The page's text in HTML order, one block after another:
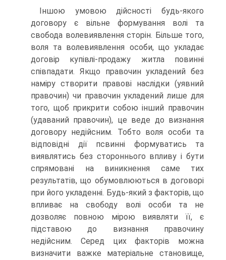
Іншою умовою дійсності будь-якого
договору є вільне формування волі та
свобода волевиявлення сторін. Більше того,
воля та волевиявлення особи, що укладає
договір купівлі-продажу житла повинні
співпадати. Якщо правочин укладений без
наміру створити правові наслідки (уявний
правочин) чи правочин укладений лише для
того, щоб прикрити собою інший правочин
(удаваний правочин), це веде до визнання
договору недійсним. Тобто воля особи та
відповідні дії псвинні формуватись та
виявлятись без стороннього впливу і бути
спрямовані на виникнення саме тих
результатів, що обумовлюються в договорі
при його укладенні. Будь-який з факторів, що
впливає на свободу волі особи та не
дозволяє повною мірою виявляти її, є
підставою до визнання правочину
недійсним. Серед цих факторів можна
визначити важке матеріальне становище,